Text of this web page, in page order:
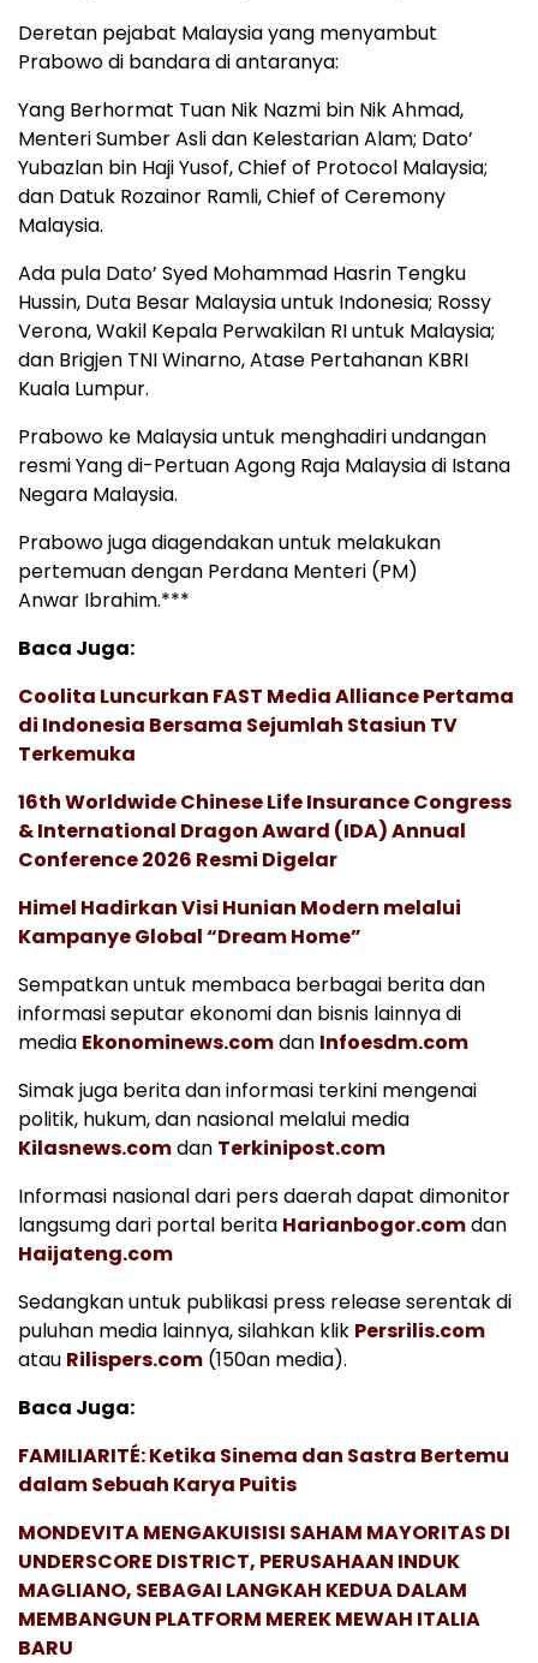
Deretan pejabat Malaysia yang menyambut
Prabowo di bandara di antaranya:
Yang Berhormat Tuan Nik Nazmi bin Nik Ahmad,
Menteri Sumber Asli dan Kelestarian Alam; Dato’
Yubazlan bin Haji Yusof, Chief of Protocol Malaysia;
dan Datuk Rozainor Ramli, Chief of Ceremony
Malaysia.
Ada pula Dato’ Syed Mohammad Hasrin Tengku
Hussin, Duta Besar Malaysia untuk Indonesia; Rossy
Verona, Wakil Kepala Perwakilan RI untuk Malaysia;
dan Brigjen TNI Winarno, Atase Pertahanan KBRI
Kuala Lumpur.
Prabowo ke Malaysia untuk menghadiri undangan
resmi Yang di-Pertuan Agong Raja Malaysia di Istana
Negara Malaysia.
Prabowo juga diagendakan untuk melakukan
pertemuan dengan Perdana Menteri (PM)
Anwar Ibrahim.***
Baca Juga:
Coolita Luncurkan FAST Media Alliance Pertama
di Indonesia Bersama Sejumlah Stasiun TV
Terkemuka
16th Worldwide Chinese Life Insurance Congress
& International Dragon Award (IDA) Annual
Conference 2026 Resmi Digelar
Himel Hadirkan Visi Hunian Modern melalui
Kampanye Global “Dream Home”
Sempatkan untuk membaca berbagai berita dan
informasi seputar ekonomi dan bisnis lainnya di
media Ekonominews.comdan Infoesdm.com
Simak juga berita dan informasi terkini mengenai
politik, hukum, dan nasional melalui media
Kilasnews.comdan Terkinipost.com
Informasi nasional dari pers daerah dapat dimonitor
langsumg dari portal berita Harianbogor.comdan
Haijateng.com
Sedangkan untuk publikasi press release serentak di
puluhan media lainnya, silahkan klik Persrilis.com
atau Rilispers.com (150an media).
Baca Juga:
FAMILIARITÉ: Ketika Sinema dan Sastra Bertemu
dalam Sebuah Karya Puitis
MONDEVITA MENGAKUISISI SAHAM MAYORITAS DI
UNDERSCORE DISTRICT, PERUSAHAAN INDUK
MAGLIANO, SEBAGAI LANGKAH KEDUA DALAM
MEMBANGUN PLATFORM MEREK MEWAH ITALIA
BARU